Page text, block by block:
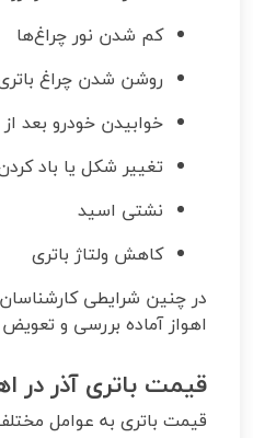
کم شدن نور چراغ‌ها
روشن شدن چراغ
خوابیدن خودرو بعد
تغییر شکل یا باد
نشتی اسید
کاهش ولتاژ باتری
در چنین شرایطی
اهواز آماده بررسی و
قیمت باتری آذر در
قیمت باتری به عوامل